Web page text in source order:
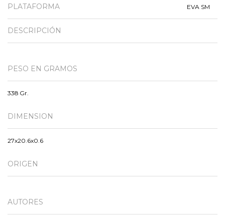
PLATAFORMA EVA SM
DESCRIPCIÓN
PESO EN GRAMOS
338 Gr.
DIMENSION
27x20.6x0.6
ORIGEN
AUTORES